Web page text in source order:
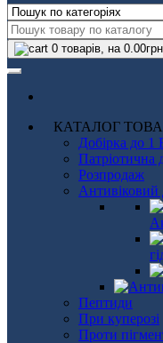
0 товарів, на 0.00грн
КАТАЛОГ
Добірка до 1
Патріотична
Розпродаж
Антивіковий
Пептиди
При куперозі
Проти